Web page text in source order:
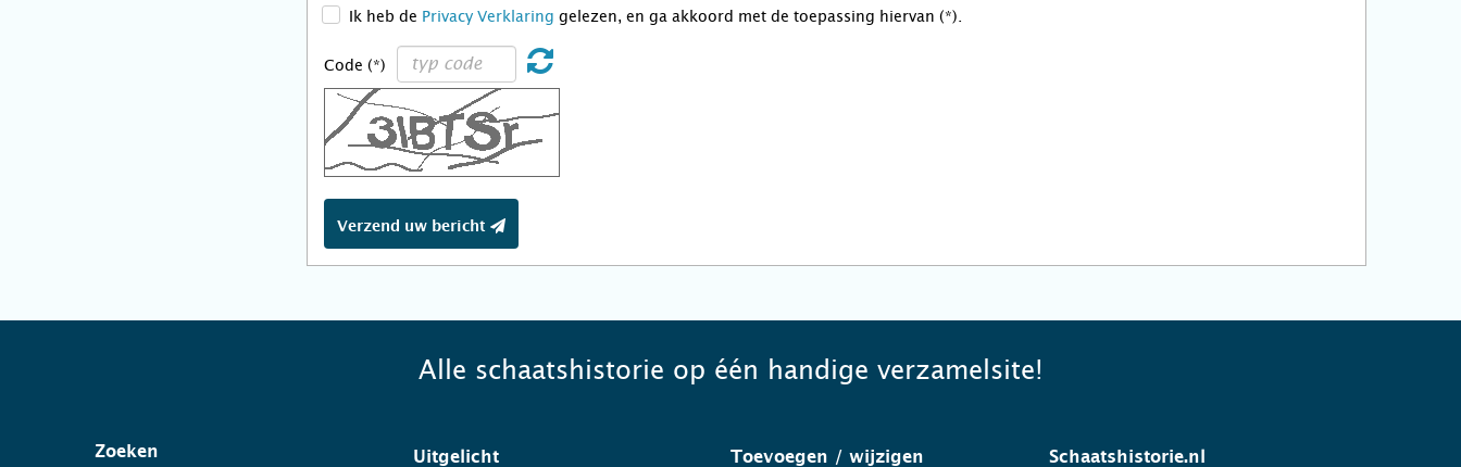
Ik heb de Privacy Verklaring gelezen, en ga akkoord met de toepassing hiervan (*).
Code (*)
Verzend uw bericht
Alle schaatshistorie op één handige verzamelsite!
Zoeken Uitgelicht Toevoegen / wijzigen Schaatshistorie.nl